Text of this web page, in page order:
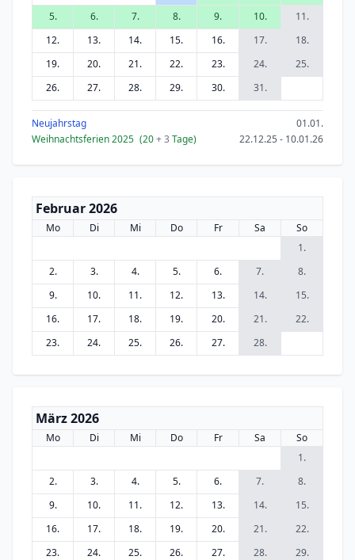
5.
6. 7. 8. 9. 10.
11.
12.
13. 14. 15. 16. 17.
18.
19.
20. 21. 22. 23. 24.
25.
26.
27. 28. 29. 30. 31.
Neujahrstag
01.01.
Weihnachtsferien 2025 (20+ 3 Tage) 22.12.25 - 10.01.26
Februar 2026
Mo Di Mi Do Fr Sa
So
1.
2.
3. 4. 5. 6. 7.
8.
9.
10. 11. 12. 13. 14.
15.
16.
17. 18. 19. 20. 21.
22.
23.
24. 25. 26. 27. 28.
März 2026
Mo Di Mi Do Fr Sa
So
1.
2.
3. 4. 5. 6. 7.
8.
9.
10. 11. 12. 13. 14.
15.
16.
17. 18. 19. 20. 21.
22.
23.
24. 25. 26. 27. 28.
29.